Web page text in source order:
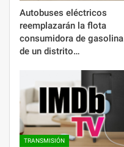
Autobuses eléctricos
reemplazarán la flota
consumidora de gasolina
de un distrito…
TRANSMISIÓN